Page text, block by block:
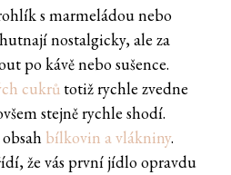
s marmeládou nebo
nostalgicky, ale za
po kávě nebo sušence.
cukrůtotiž rychle zvedne
stejně rychle shodí.
bílkovin a vlákniny.
že vás první jídlo opravdu